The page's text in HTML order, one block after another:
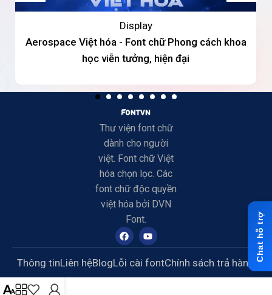
Display
Aerospace Việt hóa - Font chữ Phong cách khoa
học viễn tưởng, hiện đại
Thư viện font chữ
dành cho người
việt. Font chữ Việt
hóa chọn lọc. Các
font chữ độc quyền
việt hóa bởi DVN
Font.
Thông tinLiên hệBlogLỗi cài fontChính sách trả hàng